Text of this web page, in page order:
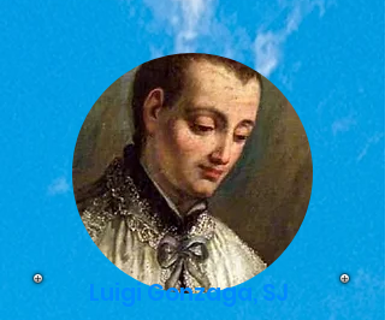
Luigi Gonzaga, SJ